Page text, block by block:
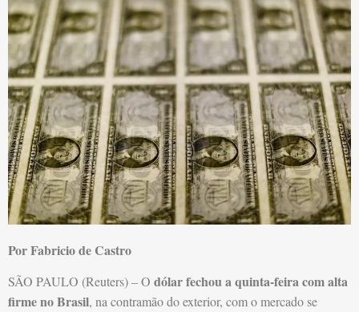
Por Fabricio de Castro
SÃO PAULO (Reuters) – O dólar fechou a quinta-feira com alta
firme no Brasil, na contramão do exterior, com o mercado se